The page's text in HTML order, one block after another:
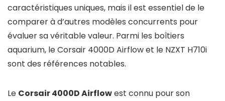
caractéristiques uniques, mais il est essentiel de le
comparer à d’autres modèles concurrents pour
évaluer sa véritable valeur. Parmi les boîtiers
aquarium, le Corsair 4000D Airflow et le NZXT H710i
sont des références notables.
Le Corsair 4000D Airflowest connu pour son